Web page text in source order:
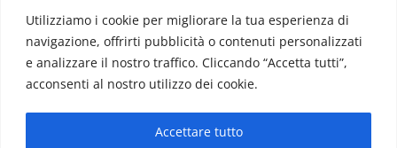
Utilizziamo i cookie per migliorare la tua esperienza di
navigazione, offrirti pubblicità o contenuti personalizzati
e analizzare il nostro traffico. Cliccando “Accetta tutti”,
acconsenti al nostro utilizzo dei cookie.
Accettare tutto
Redazione: redazione@www.martinasera.it
Direttore:direttore@www.martinasera.it
Info & Commerciale:info@www.martinasera.it